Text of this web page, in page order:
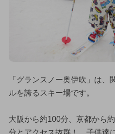
「グランスノー奥伊吹」は、
ルを誇るスキー場です。
大阪から約100分、京都から